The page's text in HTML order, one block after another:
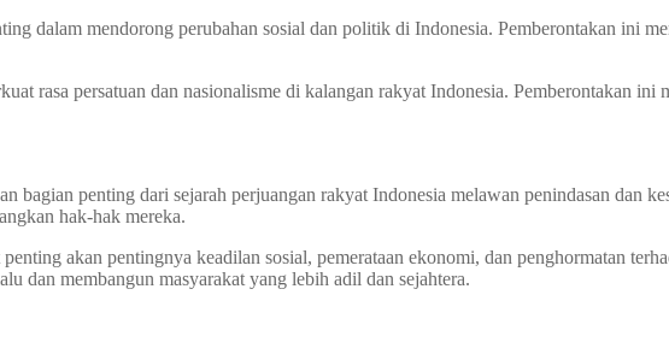
dalam mendorong perubahan sosial dan politik di Indonesia. Pemberontakan ini
rasa persatuan dan nasionalisme di kalangan rakyat Indonesia. Pemberontakan
bagian penting dari sejarah perjuangan rakyat Indonesia melawan penindasan dan
hak-hak mereka.
akan pentingnya keadilan sosial, pemerataan ekonomi, dan penghormatan
dan membangun masyarakat yang lebih adil dan sejahtera.